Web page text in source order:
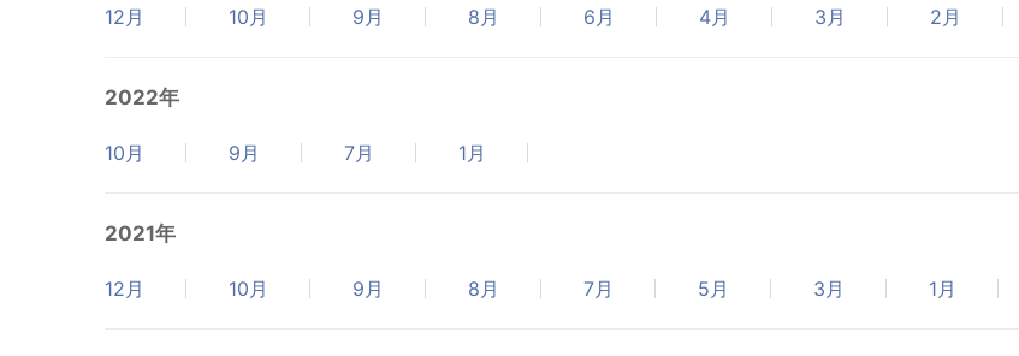
12月 10月 9月 8月 6月 4月 3月 2月
2022年
10月 9月 7月 1月
2021年
12月 10月 9月 8月 7月 5月 3月 1月